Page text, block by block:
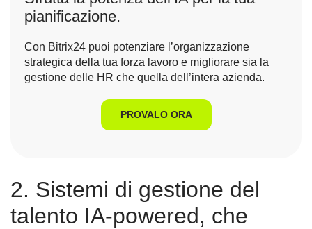
pianificazione.
Con Bitrix24 puoi potenziare l’organizzazione
strategica della tua forza lavoro e migliorare sia la
gestione delle HR che quella dell’intera azienda.
PROVALO ORA
2. Sistemi di gestione del
talento IA-powered, che